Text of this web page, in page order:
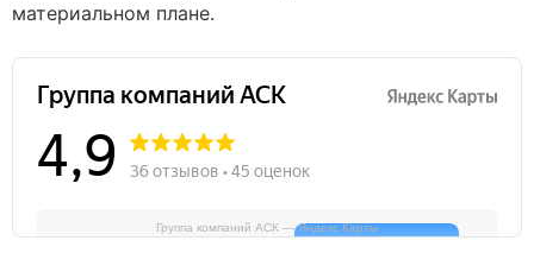
материальном плане.
Группа компаний АСК — Яндекс Карты